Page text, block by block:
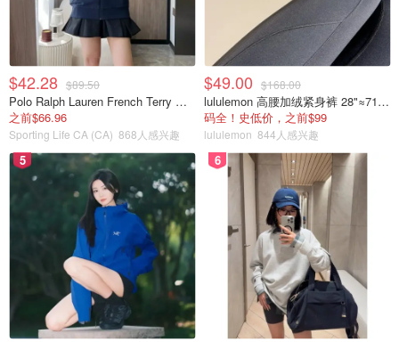
之后有闲钱的可以冲😂
是不是有鸡腿吃 4652
巷道式艺术工坊、开放式后院工作
室、后院健身室...多伦多后院房竟然还
能这样改！
Miability 874
7月5日起，多伦多可以在后院合法建
造花园套房（garden suites）！能自住
能出租，房子又能升值了！
省钱君 7723
$42.28 $89.50
Polo Ralph Lauren French Terry 女童连帽卫衣 7-16码
之前$66.96
Sporting Life CA (CA) 868人感兴趣
$49.00 $168.00
lululemon 高腰加绒紧身裤 28"≈71cm 5个口袋
码全！史低价，之前$99
lululemon 844人感兴趣
5 6